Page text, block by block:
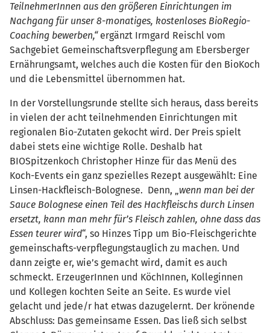
TeilnehmerInnen aus den größeren Einrichtungen im
Nachgang für unser 8-monatiges, kostenloses BioRegio-
Coaching bewerben,“ ergänzt Irmgard Reischl vom
Sachgebiet Gemeinschaftsverpflegung am Ebersberger
Ernährungsamt, welches auch die Kosten für den BioKoch
und die Lebensmittel übernommen hat.
In der Vorstellungsrunde stellte sich heraus, dass bereits
in vielen der acht teilnehmenden Einrichtungen mit
regionalen Bio-Zutaten gekocht wird. Der Preis spielt
dabei stets eine wichtige Rolle. Deshalb hat
BIOSpitzenkoch Christopher Hinze für das Menü des
Koch-Events ein ganz spezielles Rezept ausgewählt: Eine
Linsen-Hackfleisch-Bolognese. Denn, „wenn man bei der
Sauce Bolognese einen Teil des Hackfleischs durch Linsen
ersetzt, kann man mehr für’s Fleisch zahlen, ohne dass das
Essen teurer wird“, so Hinzes Tipp um Bio-Fleischgerichte
gemeinschafts-verpflegungstauglich zu machen. Und
dann zeigte er, wie’s gemacht wird, damit es auch
schmeckt. ErzeugerInnen und KöchInnen, Kolleginnen
und Kollegen kochten Seite an Seite. Es wurde viel
gelacht und jede/r hat etwas dazugelernt. Der krönende
Abschluss: Das gemeinsame Essen. Das ließ sich selbst